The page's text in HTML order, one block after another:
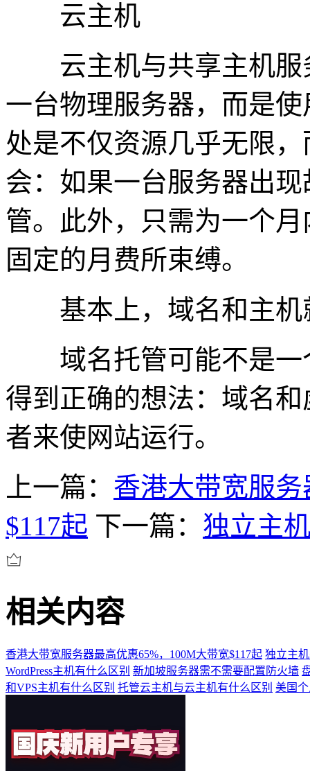
云主机
云主机与共享主机服
一台物理服务器，而是
处是不仅资源几乎无限
会：如果一台服务器出
管。此外，只需为一个
固定的月费所束缚。
基本上，域名和主机
域名托管可能不是一
得到正确的想法：域名
者来使网站运行。
上一篇： 香港大带宽服
$117起 下一篇： 独立主
相关内容
香港大带宽服务器最高优惠65%，100M大带宽$117起 独立主
WordPress主机有什么区别 新加坡服务器需不需要配置防火墙
和VPS主机有什么区别 托管云主机与云主机有什么区别 美国